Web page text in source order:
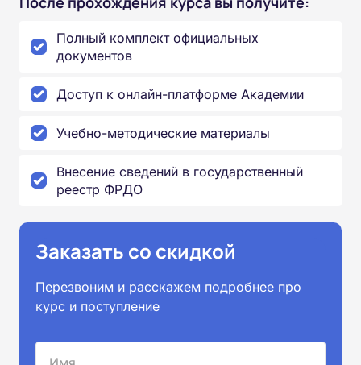
Полный комплект официальных
документов
Доступ к онлайн-платформе Академии
Учебно-методические материалы
Внесение сведений в государственный
реестр ФРДО
Заказать со скидкой
Перезвоним и расскажем подробнее про
курс и поступление